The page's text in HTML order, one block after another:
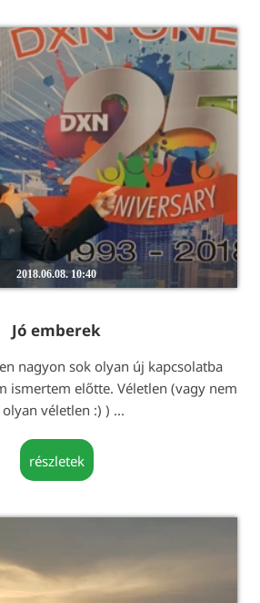
2018.06.08. 10:40
Jó emberek
nagyon sok olyan új kapcsolatba
ismertem előtte. Véletlen (vagy nem
olyan véletlen :) ) ...
részletek